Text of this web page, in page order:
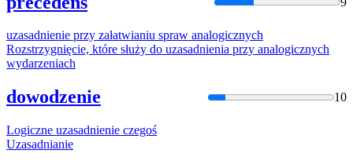
uzasadnienie przy załatwianiu spraw analogicznych
Rozstrzygnięcie, które służy do uzasadnienia przy analogicznych
wydarzeniach
dowodzenie 10
Logiczne uzasadnienie czegoś
Uzasadnianie